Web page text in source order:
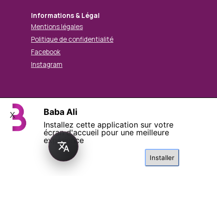
Informations & Légal
Mentions légales
Politique de confidentialité
Facebook
Instagram
© Mohamed BABA ALI. Tous droits réservés.
Retourner au contenu
Baba Ali
Installez cette application sur votre
écran d'accueil pour une meilleure
expérience
Installer
X